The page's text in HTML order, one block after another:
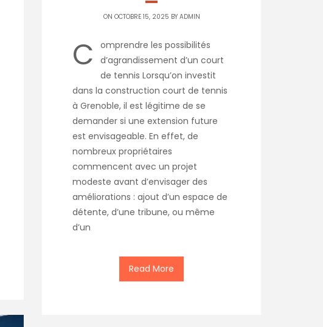
ON OCTOBRE 15, 2025 BY ADMIN
C
omprendre les possibilités
d’agrandissement d’un court
de tennis Lorsqu’on investit
dans la construction court de tennis
à Grenoble, il est légitime de se
demander si une extension future
est envisageable. En effet, de
nombreux propriétaires
commencent avec un projet
modeste avant d’envisager des
améliorations : ajout d’un espace de
détente, d’une tribune, ou même
d’un
Read More